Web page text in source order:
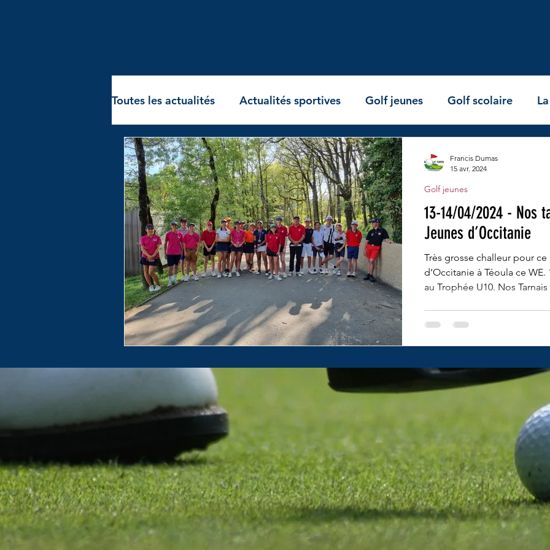
Toutes les actualités Actualités sportives Golf jeunes Golf scolaire
La vie de la ligue La vie des clubs du Tarn La vie du comité
Golf adultes Golf féminin Paragolf
13-14/04/2024 - Nos
Jeunes d’Occitanie
Très grosse challeur pour ce
d’Occitanie à Téoula ce
au Trophée U10. Nos Tarnais
Golf jeunes
Francis Dumas
15 avr. 2024